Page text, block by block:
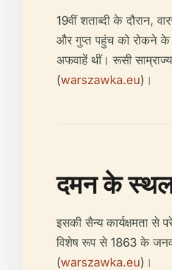
19वीं शताब्दी के दौरान,
और गुप्त पहुंच को रोकने के
अफवाहें थीं। रूसी
(warszawka.eu)।
दमन के
इसकी सैन्य कार्यक्षमता
विशेष रूप से 1863 के
(warszawka.eu)।